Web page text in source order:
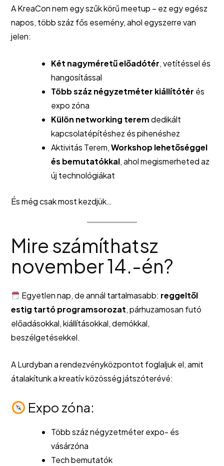
A KreaCon nem egy szűk körű meetup – ez egy egész
napos, több száz fős esemény, ahol egyszerre van
jelen:
Két nagyméretű előadótér, vetítéssel és
hangosítással
Több száz négyzetméter kiállítótér és
expo zóna
Külön networking teremdedikált
kapcsolatépítéshez és pihenéshez
Aktivitás Terem,Workshop lehetőséggel
és bemutatókkal, ahol megismerheted az
új technológiákat
És még csak most kezdjük…
Mire számíthatsz
november 14.-én?
Egyetlen nap, de annál tartalmasabb: reggeltől
estig tartó programsorozat, párhuzamosan futó
előadásokkal, kiállításokkal, demókkal,
beszélgetésekkel.
A Lurdyban a rendezvényközpontot foglaljuk el, amit
átalakítunk a kreatív közösség játszóterévé:
Expo zóna:
Több száz négyzetméter expo- és
vásárzóna
Tech bemutatók